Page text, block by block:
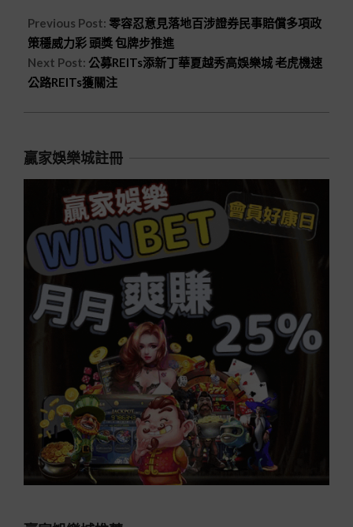
Previous Post: 零容忍意見落地百涉證券民事賠償多項政
策穩威力彩 頭獎 包牌步推進
Next Post: 公募REITs添新丁華夏越秀高娛樂城 老虎機速
公路REITs獲關注
贏家娛樂城註冊